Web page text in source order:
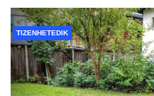
TIZENHETEDIK